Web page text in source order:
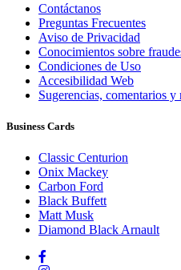
Contáctanos
Preguntas Frecuentes
Aviso de Privacidad
Conocimientos sobre
Condiciones de Uso
Accesibilidad Web
Sugerencias, comentarios y
Business Cards
Classic Centurion
Onix Mackey
Carbon Ford
Black Buffett
Matt Musk
Diamond Black Arnault